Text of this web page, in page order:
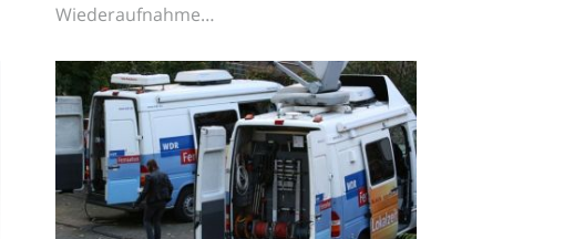
Wiederaufnahme…